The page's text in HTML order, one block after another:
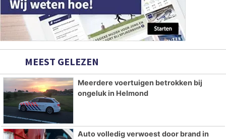
MEEST GELEZEN
Meerdere voertuigen betrokken bij
ongeluk in Helmond
Auto volledig verwoest door brand in